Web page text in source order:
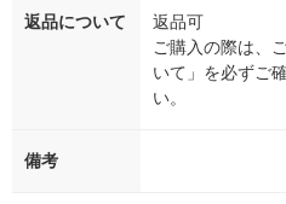
返品について
返品可
ご購入の際は、
いて」を必ずご
い。
備考